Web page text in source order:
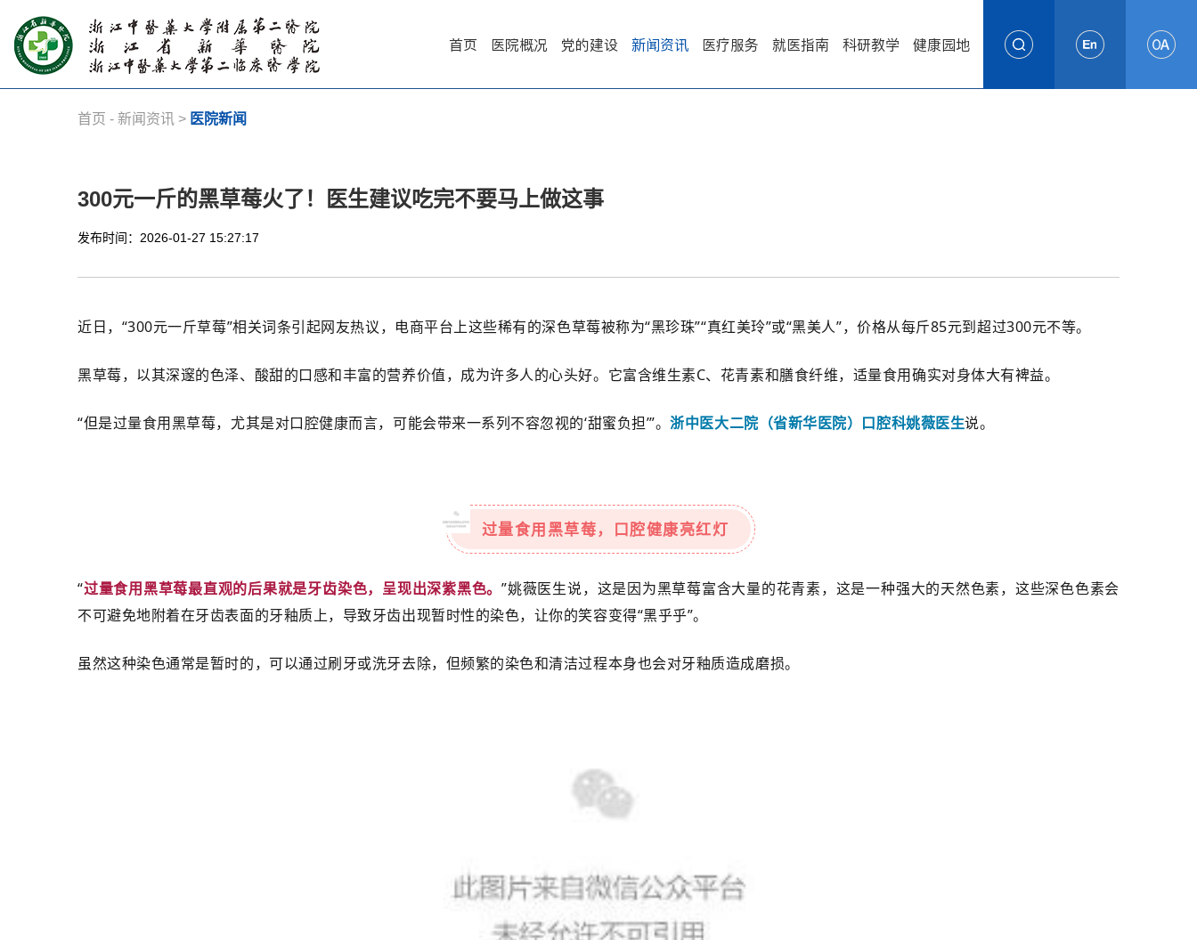
首页 医院概况 党的建设 新闻资讯 医疗服务 就医指南 科研教学 健康园地
首页 - 新闻资讯 > 医院新闻
300元一斤的黑草莓火了！医生建议吃完不要马上做这事
发布时间：2026-01-27 15:27:17
近日，“300元一斤草莓”相关词条引起网友热议，电商平台上这些稀有的深色草莓被称为“黑珍珠”“真红美玲”或“黑美人”，价格从每斤85元到超过300元不等。
黑草莓，以其深邃的色泽、酸甜的口感和丰富的营养价值，成为许多人的心头好。它富含维生素C、花青素和膳食纤维，适量食用确实对身体大有裨益。
“但是过量食用黑草莓，尤其是对口腔健康而言，可能会带来一系列不容忽视的‘甜蜜负担’”。浙中医大二院（省新华医院）口腔科姚薇医生说。
过量食用黑草莓，口腔健康亮红灯
“过量食用黑草莓最直观的后果就是牙齿染色，呈现出深紫黑色。”姚薇医生说，这是因为黑草莓富含大量的花青素，这是一种强大的天然色素，这些深色色素会
不可避免地附着在牙齿表面的牙釉质上，导致牙齿出现暂时性的染色，让你的笑容变得“黑乎乎”。
虽然这种染色通常是暂时的，可以通过刷牙或洗牙去除，但频繁的染色和清洁过程本身也会对牙釉质造成磨损。